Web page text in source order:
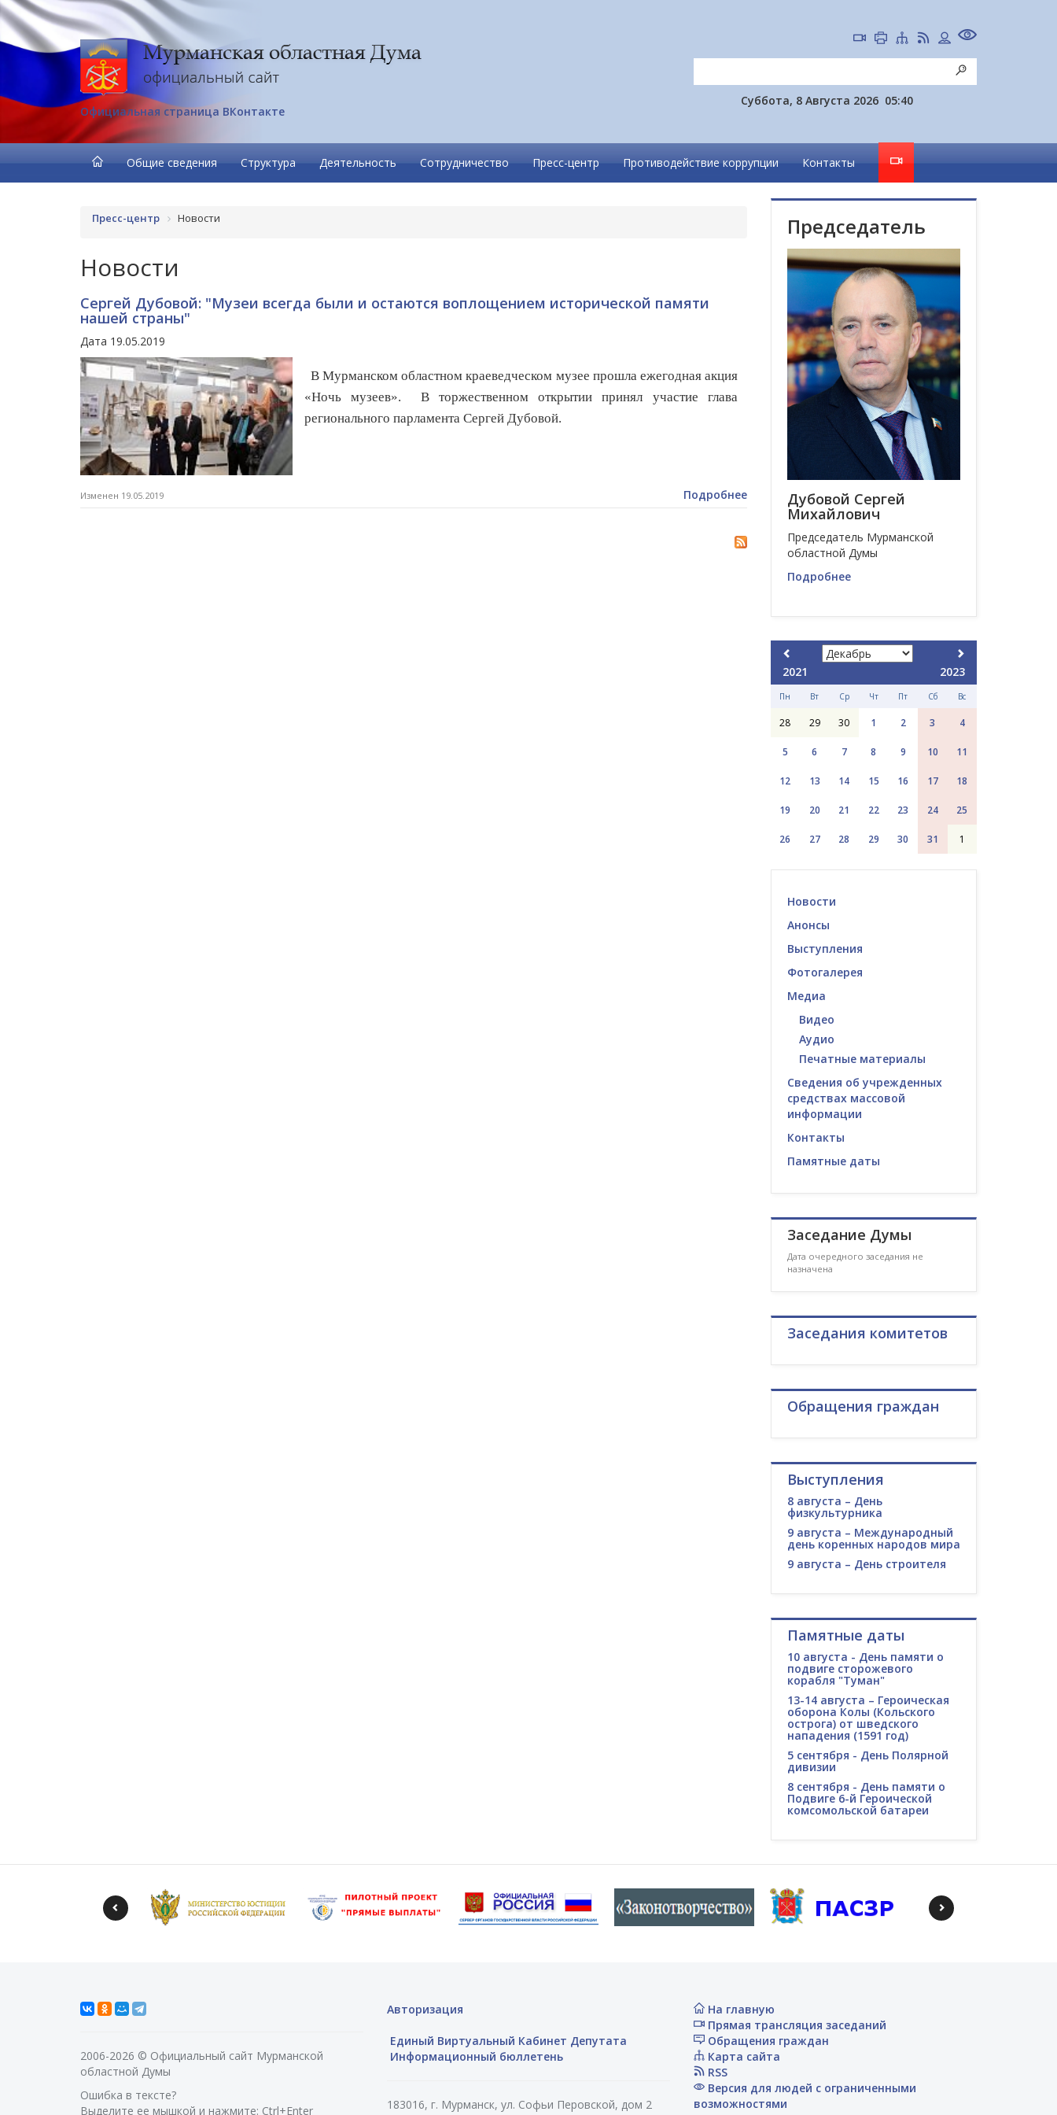
Официальная страница ВКонтакте
Суббота, 8 Августа 2026 05:40
Общие сведения Структура Деятельность Сотрудничество Пресс-центр Противодействие коррупции Контакты
Пресс-центр Новости
Новости
Сергей Дубовой: "Музеи всегда были и остаются воплощением исторической памяти
нашей страны"
Дата 19.05.2019
В Мурманском областном краеведческом музее прошла ежегодная акция
«Ночь музеев». В торжественном открытии принял участие глава
регионального парламента Сергей Дубовой.
Изменен 19.05.2019 Подробнее
Председатель
Дубовой Сергей
Михайлович
Председатель Мурманской
областной Думы
Подробнее
2021 2023
Пн Вт Ср Чт Пт Сб Вс
28 29 30 1 2 3 4
5 6 7 8 9 10 11
12 13 14 15 16 17 18
19 20 21 22 23 24 25
26 27 28 29 30 31 1
Новости
Анонсы
Выступления
Фотогалерея
Медиа
Видео
Аудио
Печатные материалы
Сведения об учрежденных
средствах массовой
информации
Контакты
Памятные даты
Заседание Думы
Дата очередного заседания не
назначена
Заседания комитетов
Обращения граждан
Выступления
8 августа – День
физкультурника
9 августа – Международный
день коренных народов мира
9 августа – День строителя
Памятные даты
10 августа - День памяти о
подвиге сторожевого
корабля "Туман"
13-14 августа – Героическая
оборона Колы (Кольского
острога) от шведского
нападения (1591 год)
5 сентября - День Полярной
дивизии
8 сентября - День памяти о
Подвиге 6-й Героической
комсомольской батареи
2006-2026 © Официальный сайт Мурманской
областной Думы
Ошибка в тексте?
Выделите ее мышкой и нажмите: Ctrl+Enter
Авторизация
Единый Виртуальный Кабинет Депутата
Информационный бюллетень
183016, г. Мурманск, ул. Софьи Перовской, дом 2
На главную
Прямая трансляция заседаний
Обращения граждан
Карта сайта
RSS
Версия для людей с ограниченными
возможностями